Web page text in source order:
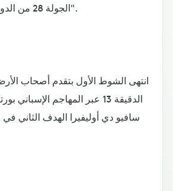
الجولة 28 من الدوري الإسباني "لا ليغا".
انتهى الشوط الأول بتقدم أصحاب
الدقيقة 13 عبر المهاجم